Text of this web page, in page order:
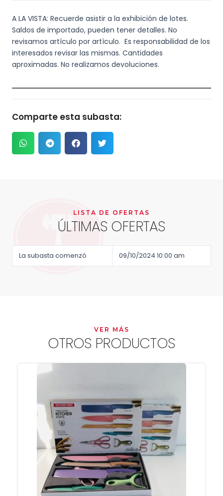
A LA VISTA: Recuerde asistir a la exhibición de lotes.
Saldos de importado, pueden tener detalles. No
revisamos artículo por artículo. Es responsabilidad de los
interesados revisar las mismas. Cantidades
aproximadas. No realizamos devoluciones.
Comparte esta subasta:
LISTA DE OFERTAS
ÚLTIMAS OFERTAS
La subasta comenzó 09/10/2024 10:00 am
VER MÁS
OTROS PRODUCTOS